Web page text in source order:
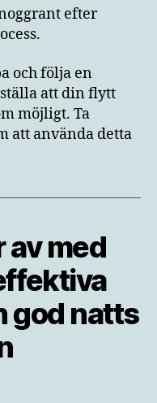
efter
och följa en
att din flytt
möjligt. Ta
att använda detta
av med
god natts